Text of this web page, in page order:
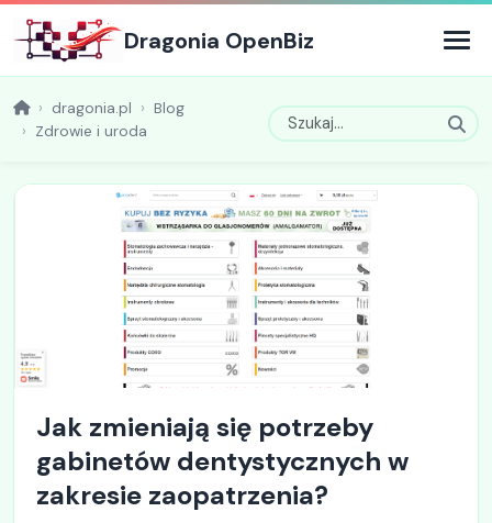
Dragonia OpenBiz
dragonia.pl
Blog
Zdrowie i uroda
Jak zmieniają się potrzeby
gabinetów dentystycznych w
zakresie zaopatrzenia?